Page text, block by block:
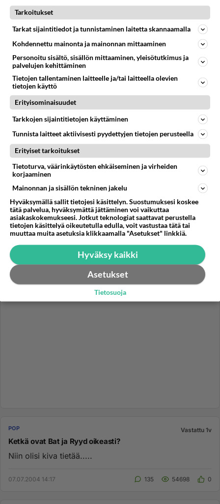
APUA APUA!!! mistä löytäisin mombasan nuotit ja
sanat???...
24.04.2004 19:03 15
Mikä on kaikkienaikojen paras amispop biisi?
Mikä on kaikkienaikojen paras ja ikimuistoisin
amisbiisi? Laittakaa mahdollisimman monta ja
numeroikaa esim. 1. J ...
27.01.2008 01:54 26 19914
POP Vastattu 1v
Uriah Heep
Mitäpä olette mieltä Uriah Heep- nimisestä bändistä ja
varsinkin uusimmasta albumista Sonic Origami?
Löytyykö Suomesta y...
26.01.2002 12:23 27 3162
POP Vastattu 1v
Ketkä ovat Bat ja Ryyd oikeasti?
Niin olisi kiva tietää.....
07.07.2004 14:17 135 54698 0
Tarkoitukset
Tarkat sijaintitiedot ja tunnistaminen laitetta skannaamalla
Kohdennettu mainonta ja mainonnan mittaaminen
Personoitu sisältö, sisällön mittaaminen, yleisötutkimus ja
palvelujen kehittäminen
Tietojen tallentaminen laitteelle ja/tai laitteella olevien
tietojen käyttö
Erityisominaisuudet
Tarkkojen sijaintitietojen käyttäminen
Tunnista laitteet aktiivisesti pyydettyjen tietojen perusteella
Erityiset tarkoitukset
Tietoturva, väärinkäytösten ehkäiseminen ja virheiden
korjaaminen
Mainonnan ja sisällön tekninen jakelu
Hyväksymällä sallit tietojesi käsittelyn. Suostumuksesi koskee
tätä palvelua, hyväksymättä jättäminen voi vaikuttaa
asiakaskokemukseesi. Jotkut teknologiat saattavat perustella
tietojen käsittelyä oikeutetulla edulla, voit vastustaa tätä tai
muuttaa muita asetuksia klikkaamalla "Asetukset" linkkiä.
Hyväksy kaikki
Asetukset
Tietosuoja